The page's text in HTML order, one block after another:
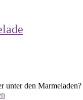
unter den